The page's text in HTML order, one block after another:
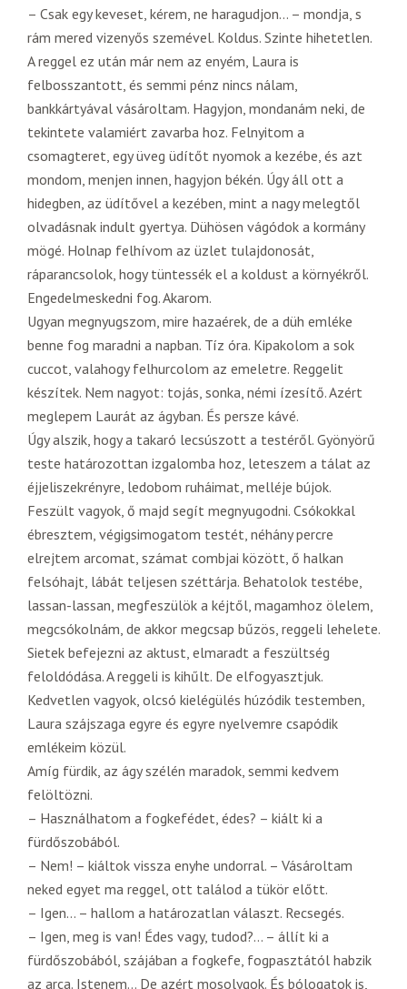
– Csak egy keveset, kérem, ne haragudjon… – mondja, s
rám mered vizenyős szemével. Koldus. Szinte hihetetlen.
A reggel ez után már nem az enyém, Laura is
felbosszantott, és semmi pénz nincs nálam,
bankkártyával vásároltam. Hagyjon, mondanám neki, de
tekintete valamiért zavarba hoz. Felnyitom a
csomagteret, egy üveg üdítőt nyomok a kezébe, és azt
mondom, menjen innen, hagyjon békén. Úgy áll ott a
hidegben, az üdítővel a kezében, mint a nagy melegtől
olvadásnak indult gyertya. Dühösen vágódok a kormány
mögé. Holnap felhívom az üzlet tulajdonosát,
ráparancsolok, hogy tüntessék el a koldust a környékről.
Engedelmeskedni fog. Akarom.
Ugyan megnyugszom, mire hazaérek, de a düh emléke
benne fog maradni a napban. Tíz óra. Kipakolom a sok
cuccot, valahogy felhurcolom az emeletre. Reggelit
készítek. Nem nagyot: tojás, sonka, némi ízesítő. Azért
meglepem Laurát az ágyban. És persze kávé.
Úgy alszik, hogy a takaró lecsúszott a testéről. Gyönyörű
teste határozottan izgalomba hoz, leteszem a tálat az
éjjeliszekrényre, ledobom ruháimat, melléje bújok.
Feszült vagyok, ő majd segít megnyugodni. Csókokkal
ébresztem, végigsimogatom testét, néhány percre
elrejtem arcomat, számat combjai között, ő halkan
felsóhajt, lábát teljesen széttárja. Behatolok testébe,
lassan-lassan, megfeszülök a kéjtől, magamhoz ölelem,
megcsókolnám, de akkor megcsap bűzös, reggeli lehelete.
Sietek befejezni az aktust, elmaradt a feszültség
feloldódása. A reggeli is kihűlt. De elfogyasztjuk.
Kedvetlen vagyok, olcsó kielégülés húzódik testemben,
Laura szájszaga egyre és egyre nyelvemre csapódik
emlékeim közül.
Amíg fürdik, az ágy szélén maradok, semmi kedvem
felöltözni.
– Használhatom a fogkefédet, édes? – kiált ki a
fürdőszobából.
– Nem! – kiáltok vissza enyhe undorral. – Vásároltam
neked egyet ma reggel, ott találod a tükör előtt.
– Igen… – hallom a határozatlan választ. Recsegés.
– Igen, meg is van! Édes vagy, tudod?… – állít ki a
fürdőszobából, szájában a fogkefe, fogpasztától habzik
az arca. Istenem… De azért mosolygok. És bólogatok is,